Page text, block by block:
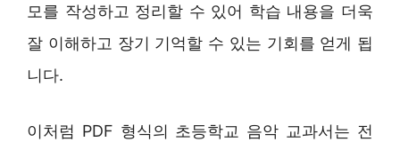
모를 작성하고 정리할 수 있어 학습 내용을 더욱
잘 이해하고 장기 기억할 수 있는 기회를 얻게 됩
니다.
이처럼 PDF 형식의 초등학교 음악 교과서는 전